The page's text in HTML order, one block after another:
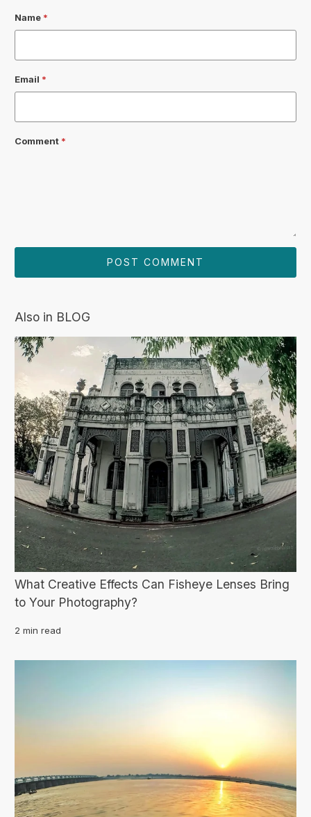
Name *
Email *
Comment *
Also in BLOG
What Creative Effects Can Fisheye Lenses Bring
to Your Photography?
2 min read